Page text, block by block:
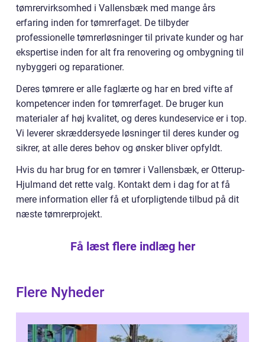
tømrervirksomhed i Vallensbæk med mange års
erfaring inden for tømrerfaget. De tilbyder
professionelle tømrerløsninger til private kunder og har
ekspertise inden for alt fra renovering og ombygning til
nybyggeri og reparationer.
Deres tømrere er alle faglærte og har en bred vifte af
kompetencer inden for tømrerfaget. De bruger kun
materialer af høj kvalitet, og deres kundeservice er i top.
Vi leverer skræddersyede løsninger til deres kunder og
sikrer, at alle deres behov og ønsker bliver opfyldt.
Hvis du har brug for en tømrer i Vallensbæk, er Otterup-
Hjulmand det rette valg. Kontakt dem i dag for at få
mere information eller få et uforpligtende tilbud på dit
næste tømrerprojekt.
Få læst flere indlæg her
Flere Nyheder